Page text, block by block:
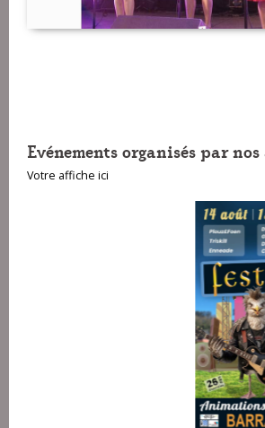
Evénements organisés par
Votre affiche ici